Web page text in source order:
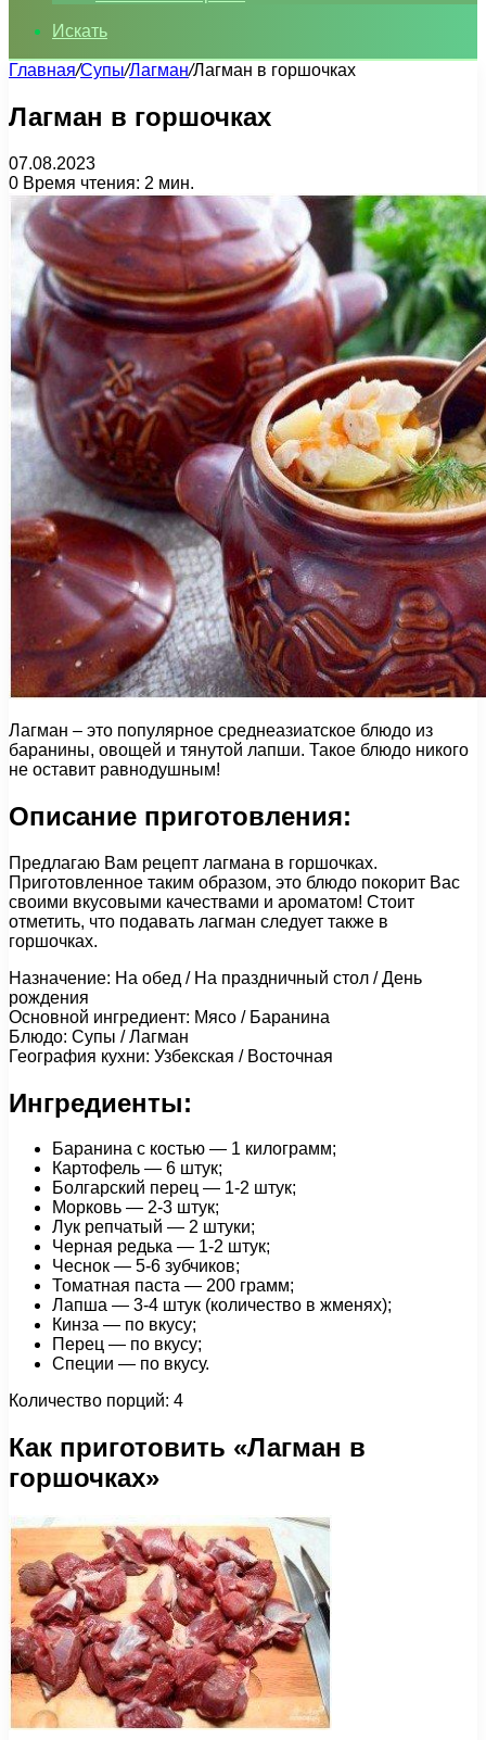
Искать
Главная/Супы/Лагман/Лагман в горшочках
Лагман в горшочках
07.08.2023
0 Время чтения: 2 мин.
Лагман – это популярное среднеазиатское блюдо из
баранины, овощей и тянутой лапши. Такое блюдо никого
не оставит равнодушным!
Описание приготовления:
Предлагаю Вам рецепт лагмана в горшочках.
Приготовленное таким образом, это блюдо покорит Вас
своими вкусовыми качествами и ароматом! Стоит
отметить, что подавать лагман следует также в
горшочках.
Назначение: На обед / На праздничный стол / День
рождения
Основной ингредиент: Мясо / Баранина
Блюдо: Супы / Лагман
География кухни: Узбекская / Восточная
Ингредиенты:
Баранина с костью — 1 килограмм;
Картофель — 6 штук;
Болгарский перец — 1-2 штук;
Морковь — 2-3 штук;
Лук репчатый — 2 штуки;
Черная редька — 1-2 штук;
Чеснок — 5-6 зубчиков;
Томатная паста — 200 грамм;
Лапша — 3-4 штук (количество в жменях);
Кинза — по вкусу;
Перец — по вкусу;
Специи — по вкусу.
Количество порций: 4
Как приготовить «Лагман в
горшочках»